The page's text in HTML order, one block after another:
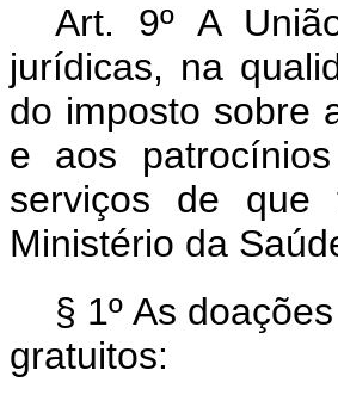
Art. 9º A
jurídicas, na
do imposto sobre
e aos
serviços de que
Ministério da
§ 1º As
gratuitos: